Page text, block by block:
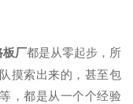
厂都是从零起步，所
摸索出来的，甚至包
，都是从一个个经验